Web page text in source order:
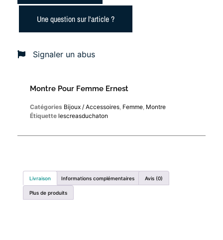
Une question sur l'article ?
Signaler un abus
Montre Pour Femme Ernest
Catégories Bijoux / Accessoires, Femme, Montre
Étiquette lescreasduchaton
Livraison Informations complémentaires Avis (0)
Plus de produits